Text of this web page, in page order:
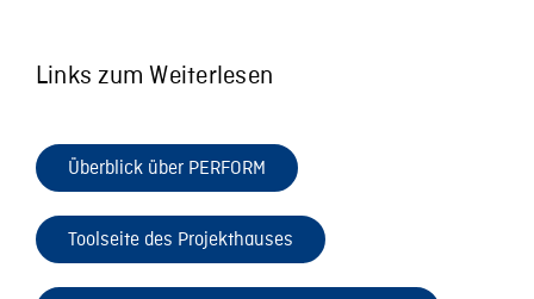
Links zum Weiterlesen
Überblick über PERFORM
Toolseite des Projekthauses